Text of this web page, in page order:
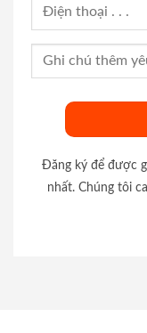
Đăng ký để được
nhất. Chúng tôi